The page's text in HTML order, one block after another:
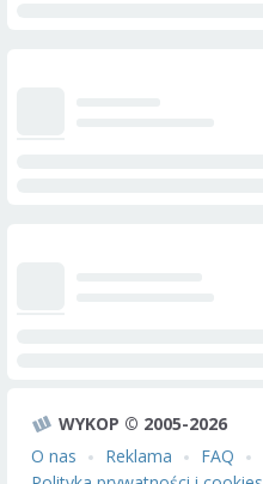
WYKOP © 2005-2026
O nas
Reklama FAQ